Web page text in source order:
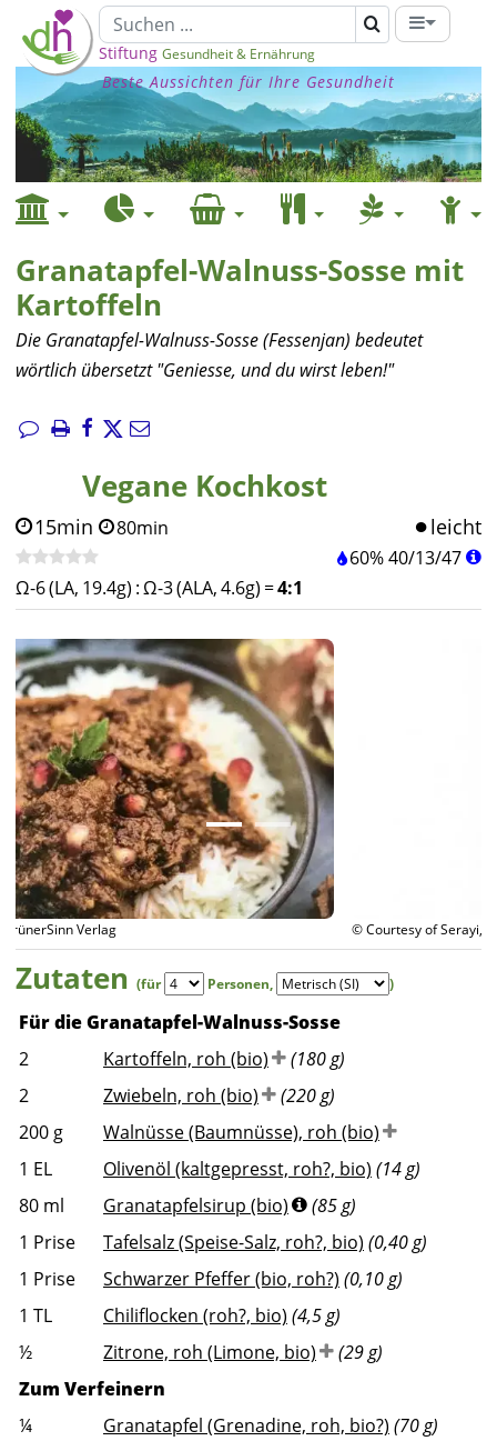
Stiftung Gesundheit & Ernährung
Beste Aussichten für Ihre Gesundheit
Granatapfel-Walnuss-Sosse mit
Kartoffeln
Die Granatapfel-Walnuss-Sosse (Fessenjan) bedeutet
wörtlich übersetzt "Geniesse, und du wirst leben!"
Vegane Kochkost
15min 80min leicht
60%40/13/47
Ω-6 (LA, 19.4g) :Ω-3 (ALA, 4.6g) =4:1
© Courtesy of Serayi, GrünerSinn Verlag
Zutaten (für Personen, )
Für die Granatapfel-Walnuss-Sosse
2
Kartoffeln, roh (bio)
(180 g)
2
Zwiebeln, roh (bio)
(220 g)
200 g
Walnüsse (Baumnüsse), roh (bio)
1 EL Olivenöl (kaltgepresst, roh?, bio) (14 g)
80 ml Granatapfelsirup (bio)
(85 g)
1 Prise Tafelsalz (Speise-Salz, roh?, bio) (0,40 g)
1 Prise Schwarzer Pfeffer (bio, roh?) (0,10 g)
1 TL Chiliflocken (roh?, bio) (4,5 g)
½
Zitrone, roh (Limone, bio)
(29 g)
Zum Verfeinern
¼
Granatapfel (Grenadine, roh, bio?) (70 g)